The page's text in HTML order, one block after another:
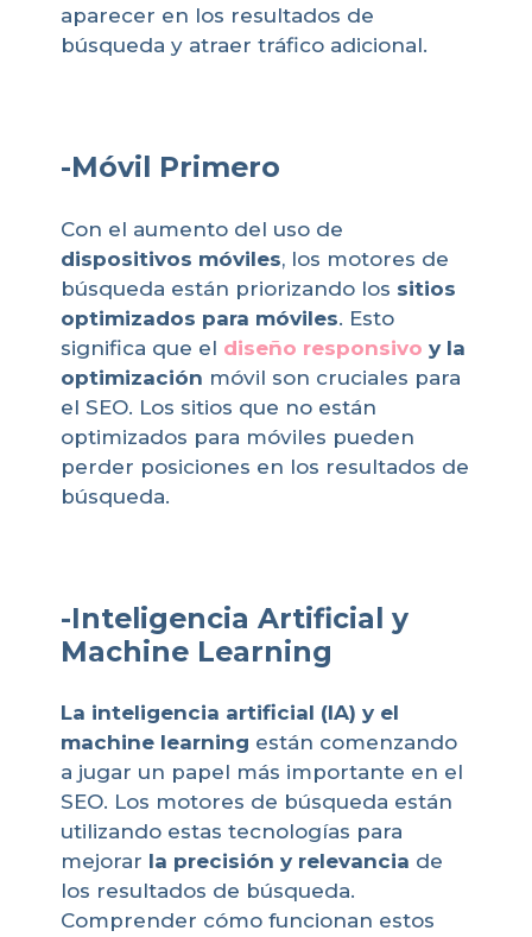
aparecer en los resultados de
búsqueda y atraer tráfico adicional.
-Móvil Primero
Con el aumento del uso de
dispositivos móviles, los motores de
búsqueda están priorizando los sitios
optimizados para móviles. Esto
significa que el diseño responsivo y la
optimización móvil son cruciales para
el SEO. Los sitios que no están
optimizados para móviles pueden
perder posiciones en los resultados de
búsqueda.
-Inteligencia Artificial y
Machine Learning
La inteligencia artificial (IA) y el
machine learning están comenzando
a jugar un papel más importante en el
SEO. Los motores de búsqueda están
utilizando estas tecnologías para
mejorar la precisión y relevancia de
los resultados de búsqueda.
Comprender cómo funcionan estos